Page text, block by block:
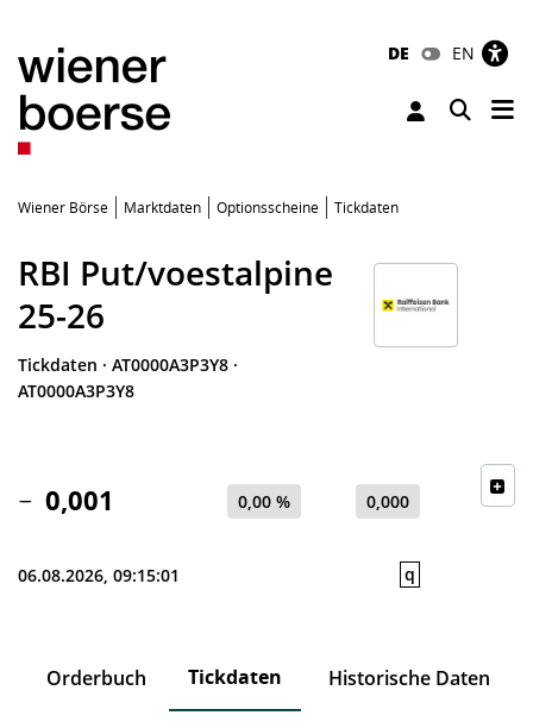
DE EN
Toggle
Wiener Börse Marktdaten Optionsscheine Tickdaten
RBI Put/voestalpine
25-26
Tickdaten · AT0000A3P3Y8 ·
AT0000A3P3Y8
0,001 0,00 % 0,000
06.08.2026, 09:15:01 q
Orderbuch Tickdaten Historische Daten